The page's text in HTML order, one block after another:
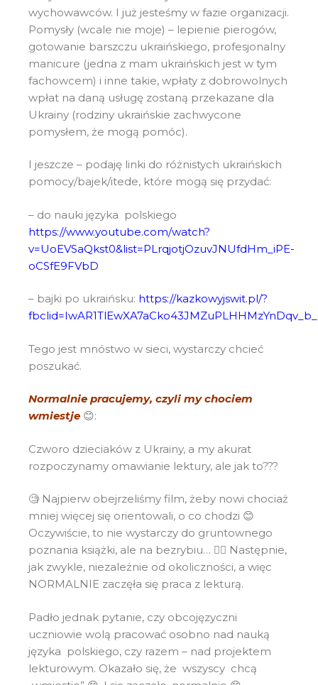
wychowawców. I już jesteśmy w fazie organizacji.
Pomysły (wcale nie moje) – lepienie pierogów,
gotowanie barszczu ukraińskiego, profesjonalny
manicure (jedna z mam ukraińskich jest w tym
fachowcem) i inne takie, wpłaty z dobrowolnych
wpłat na daną usługę zostaną przekazane dla
Ukrainy (rodziny ukraińskie zachwycone
pomysłem, że mogą pomóc).
I jeszcze – podaję linki do różnistych ukraińskich
pomocy/bajek/itede, które mogą się przydać:
– do nauki języka polskiego
https://www.youtube.com/watch?
v=UoEVSaQkst0&list=PLrqjotjOzuvJNUfdHm_iPE-
oCSfE9FVbD
– bajki po ukraińsku: https://kazkowyjswit.pl/?
Tego jest mnóstwo w sieci, wystarczy chcieć
poszukać.
Normalnie pracujemy, czyli my chociem
wmiestje 😊:
Czworo dzieciaków z Ukrainy, a my akurat
rozpoczynamy omawianie lektury, ale jak to???
🧐 Najpierw obejrzeliśmy film, żeby nowi chociaż
mniej więcej się orientowali, o co chodzi 😊
Oczywiście, to nie wystarczy do gruntownego
poznania książki, ale na bezrybiu… 🤷‍♂️ Następnie,
jak zwykle, niezależnie od okoliczności, a więc
NORMALNIE zaczęła się praca z lekturą.
Padło jednak pytanie, czy obcojęzyczni
uczniowie wolą pracować osobno nad nauką
języka polskiego, czy razem – nad projektem
lekturowym. Okazało się, że wszyscy chcą